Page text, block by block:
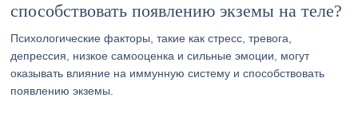
способствовать появлению экземы на теле?
Психологические факторы, такие как стресс, тревога,
депрессия, низкое самооценка и сильные эмоции, могут
оказывать влияние на иммунную систему и способствовать
появлению экземы.